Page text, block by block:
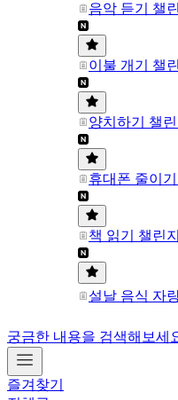
음악 듣기 챌
이불 개기 챌
양치하기 챌린
휴대폰 줄이기
책 읽기 챌린지
설날 음식 자
궁금한 내용을 검색해보세
즐겨찾기